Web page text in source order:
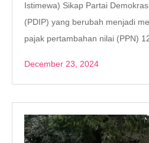
Istimewa) Sikap Partai
(PDIP) yang berubah menjadi
pajak pertambahan nilai (PPN)
December 23, 2024